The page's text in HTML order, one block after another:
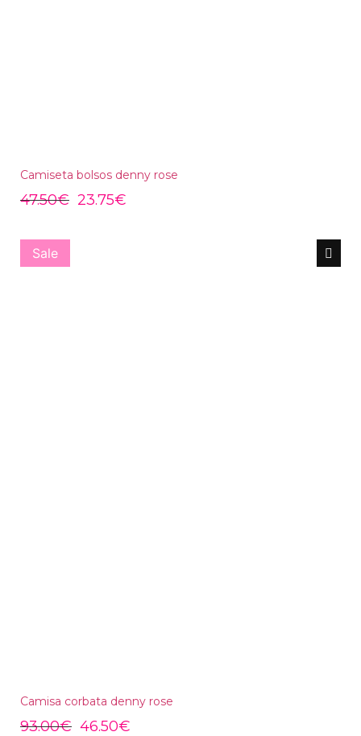
Camiseta bolsos denny rose
47.50€ 23.75€
Sale
Camisa corbata denny rose
93.00€ 46.50€